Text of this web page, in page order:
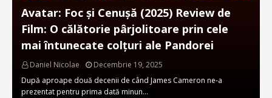
Avatar: Foc și Cenușă (2025) Review de
Film: O călătorie pârjolitoare prin cele
mai întunecate colțuri ale Pandorei
Daniel Nicolae
Decembrie 19, 2025
După aproape două decenii de când James Cameron ne-a
prezentat pentru prima dată minun…